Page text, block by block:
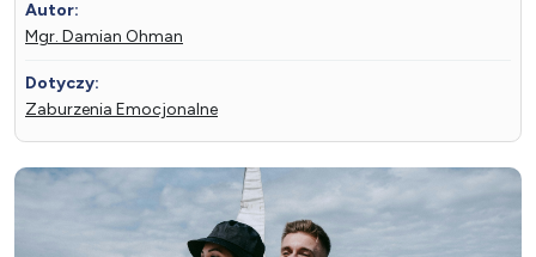
Autor:
Mgr. Damian Ohman
Dotyczy:
Zaburzenia Emocjonalne